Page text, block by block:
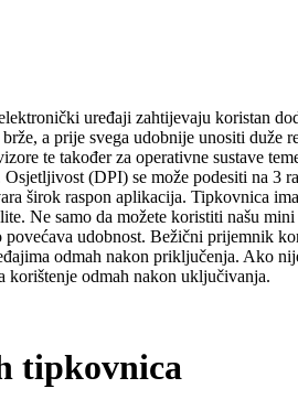
uređaji zahtijevaju koristan
a prije svega udobnije unositi duže
te također za operativne sustave
(DPI) se može podesiti na 3
širok raspon aplikacija. Tipkovnica
Ne samo da možete koristiti našu
povećava udobnost. Bežični prijemnik
odmah nakon priključenja. Ako
korištenje odmah nakon uključivanja.
tipkovnica